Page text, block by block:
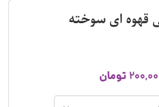
قهوه ای سوخته
تومان